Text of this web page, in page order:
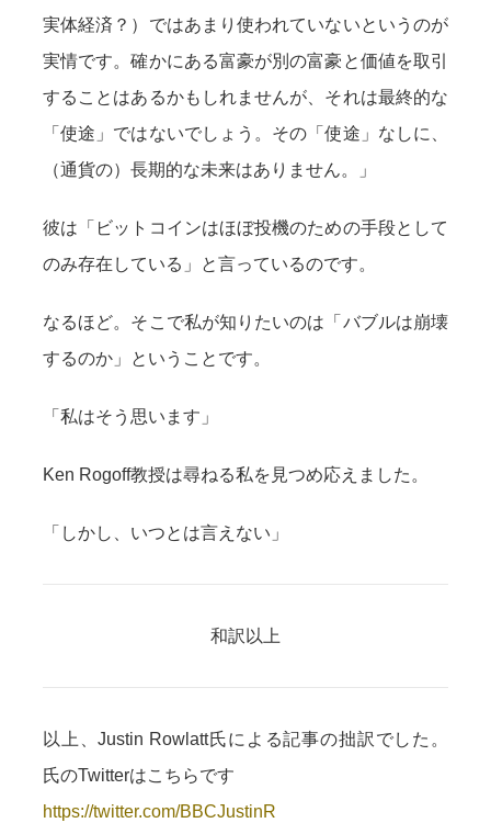
実体経済？）ではあまり使われていないというのが
実情です。確かにある富豪が別の富豪と価値を取引
することはあるかもしれませんが、それは最終的な
「使途」ではないでしょう。その「使途」なしに、
（通貨の）長期的な未来はありません。」
彼は「ビットコインはほぼ投機のための手段として
のみ存在している」と言っているのです。
なるほど。そこで私が知りたいのは「バブルは崩壊
するのか」ということです。
「私はそう思います」
Ken Rogoff教授は尋ねる私を見つめ応えました。
「しかし、いつとは言えない」
和訳以上
以上、Justin Rowlatt氏による記事の拙訳でした。
氏のTwitterはこちらです
https://twitter.com/BBCJustinR